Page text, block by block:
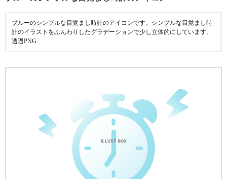
ブルーのシンプルな目覚まし時計のアイコンです。シンプルな目覚まし時
計のイラストをふんわりしたグラデーションで少し立体的にしています。
透過PNG